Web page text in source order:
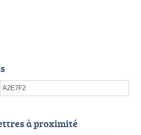
A2E7F2
à proximité